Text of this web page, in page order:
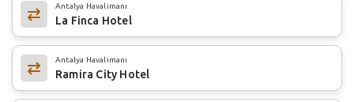
Antalya Havalimanı
La Finca Hotel
Antalya Havalimanı
Ramira City Hotel